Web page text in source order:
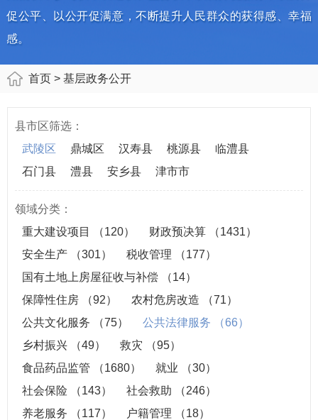
促公平、以公开促满意，不断提升人民群众的获得感、幸福
感。
首页 > 基层政务公开
县市区筛选：
武陵区
鼎城区 汉寿县 桃源县
临澧县
石门县
澧县 安乡县 津市市
领域分类：
重大建设项目
（120） 财政预决算
（1431）
安全生产
（301） 税收管理
（177）
国有土地上房屋征收与补偿
（14）
保障性住房
（92） 农村危房改造
（71）
公共文化服务
（75） 公共法律服务
（66）
乡村振兴
（49） 救灾
（95）
食品药品监管
（1680） 就业
（30）
社会保险
（143） 社会救助
（246）
养老服务
（117） 户籍管理
（18）